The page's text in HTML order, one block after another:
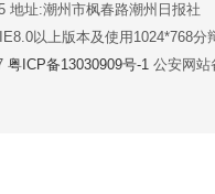
地址:潮州市枫春路潮州日报社
以上版本及使用1024*768分
粤ICP备13030909号-1 公安网站